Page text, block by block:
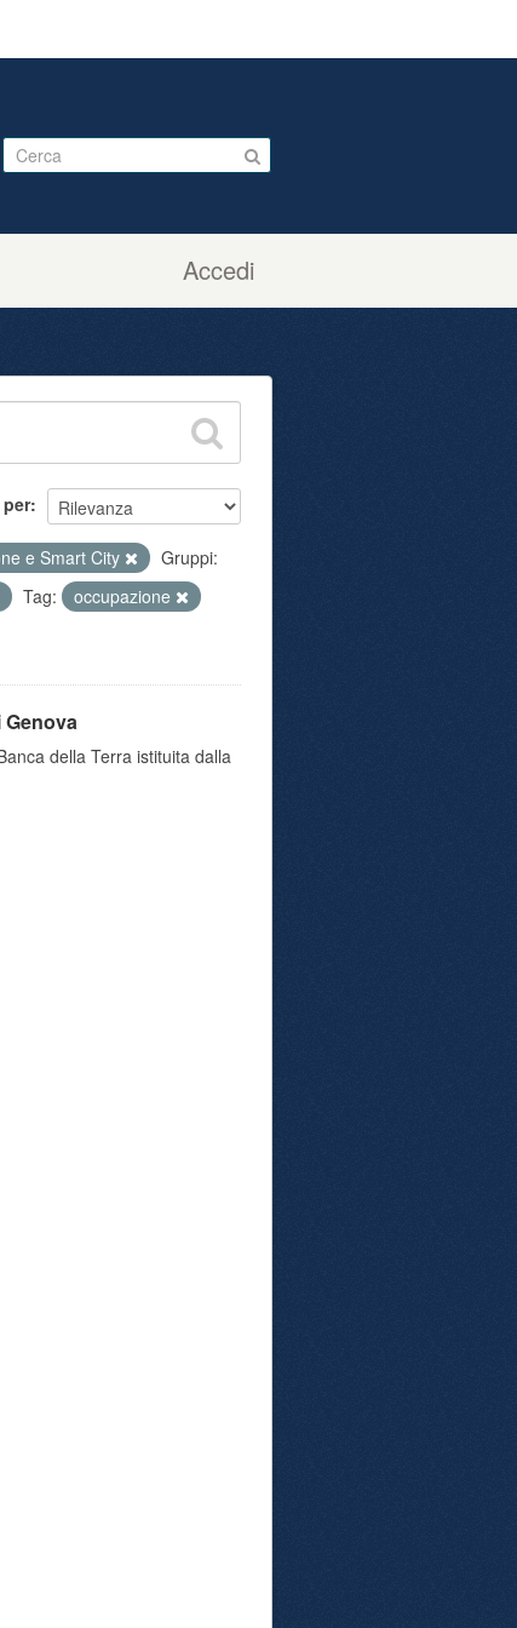
Accedi
e Smart City
Gruppi:
Tag:
occupazione
della Terra istituita dalla